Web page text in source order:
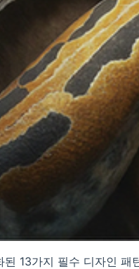
13가지 필수 디자인 패